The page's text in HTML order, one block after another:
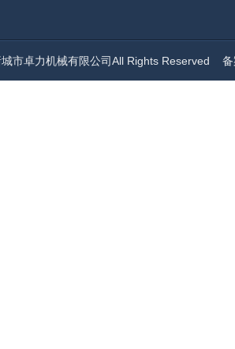
市卓力机械有限公司All Rights Reserved